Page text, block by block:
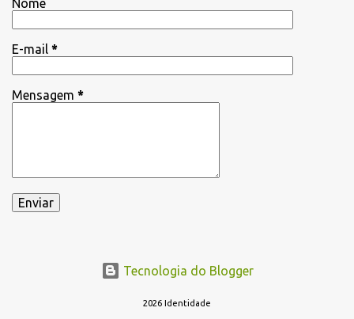
Nome
E-mail *
Mensagem *
Tecnologia do Blogger
2026 Identidade